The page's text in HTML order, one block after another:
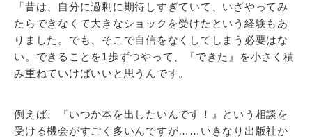
「昔は、自分に過剰に期待しすぎていて、いざやってみ
たらできなくて大きなショックを受けたという経験もあ
りました。でも、そこで自信をなくしてしまう必要はな
い。できることを1歩ずつやって、『できた』を小さく積
み重ねていけばいいと思うんです。
例えば、『いつか本を出したいんです！』という相談を
受ける機会がすごく多いんですが……いきなり出版社か